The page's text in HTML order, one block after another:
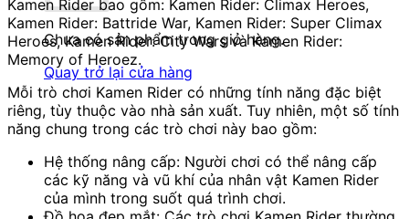
Chưa có sản phẩm trong giỏ hàng.
Quay trở lại cửa hàng
Kamen Rider bao gồm: Kamen Rider: Climax Heroes,
Kamen Rider: Battride War, Kamen Rider: Super Climax
Heroes, Kamen Rider: City Wars và Kamen Rider:
Memory of Heroez.
Mỗi trò chơi Kamen Rider có những tính năng đặc biệt
riêng, tùy thuộc vào nhà sản xuất. Tuy nhiên, một số tính
năng chung trong các trò chơi này bao gồm:
Hệ thống nâng cấp: Người chơi có thể nâng cấp
các kỹ năng và vũ khí của nhân vật Kamen Rider
của mình trong suốt quá trình chơi.